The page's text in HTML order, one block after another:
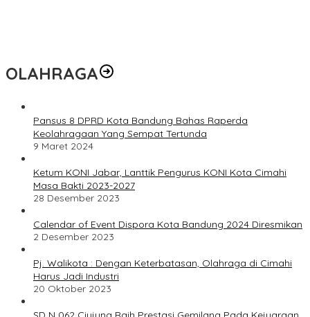
OLAHRAGA
Pansus 8 DPRD Kota Bandung Bahas Raperda
Keolahragaan Yang Sempat Tertunda
9 Maret 2024
Ketum KONI Jabar, Lanttik Pengurus KONI Kota Cimahi
Masa Bakti 2023-2027
28 Desember 2023
Calendar of Event Dispora Kota Bandung 2024 Diresmikan
2 Desember 2023
Pj. Walikota : Dengan Keterbatasan, Olahraga di Cimahi
Harus Jadi Industri
20 Oktober 2023